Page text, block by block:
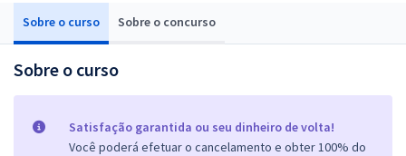
Sobre o curso Sobre o concurso
Sobre o curso
Satisfação garantida ou seu dinheiro de volta!
Você poderá efetuar o cancelamento e obter 100% do